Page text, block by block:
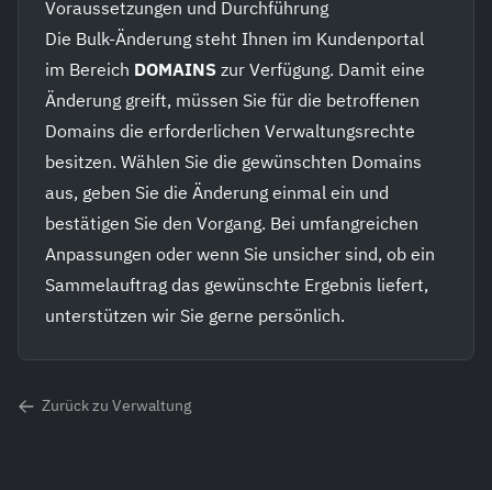
Voraussetzungen und Durchführung
Die Bulk-Änderung steht Ihnen im Kundenportal
im Bereich DOMAINS zur Verfügung. Damit eine
Änderung greift, müssen Sie für die betroffenen
Domains die erforderlichen Verwaltungsrechte
besitzen. Wählen Sie die gewünschten Domains
aus, geben Sie die Änderung einmal ein und
bestätigen Sie den Vorgang. Bei umfangreichen
Anpassungen oder wenn Sie unsicher sind, ob ein
Sammelauftrag das gewünschte Ergebnis liefert,
unterstützen wir Sie gerne persönlich.
Zurück zu Verwaltung